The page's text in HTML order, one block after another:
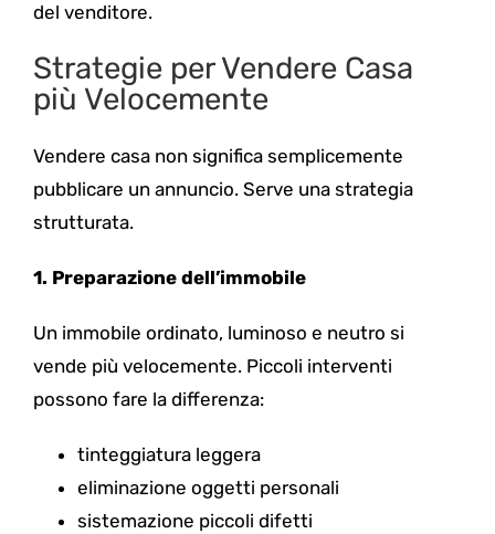
del venditore.
Strategie per Vendere Casa
più Velocemente
Vendere casa non significa semplicemente
pubblicare un annuncio. Serve una strategia
strutturata.
1. Preparazione dell’immobile
Un immobile ordinato, luminoso e neutro si
vende più velocemente. Piccoli interventi
possono fare la differenza:
tinteggiatura leggera
eliminazione oggetti personali
sistemazione piccoli difetti